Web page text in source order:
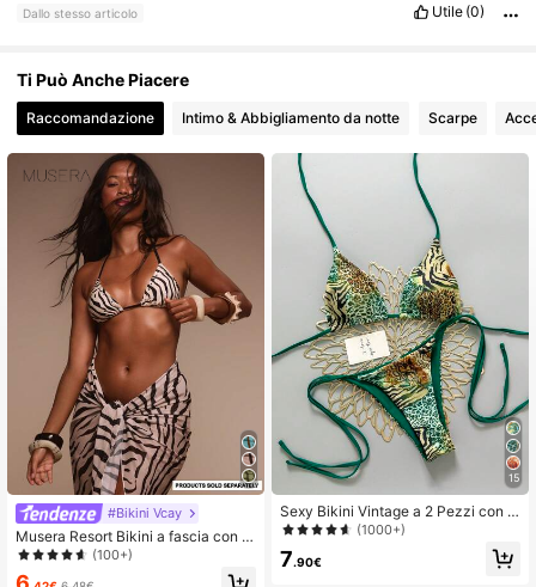
Dallo stesso articolo Utile (0)
Ti Può Anche Piacere
Raccomandazione Intimo & Abbigliamento da notte Scarpe
#Bikini Vcay
Musera Resort Bikini a fascia con st
ampa zebrata e borchie, solo parte
(100+)
15
Sexy Bikini Vintage a 2 Pezzi con S
tampa Leopardata per Donne, Vaca
(1000+)
7.90€